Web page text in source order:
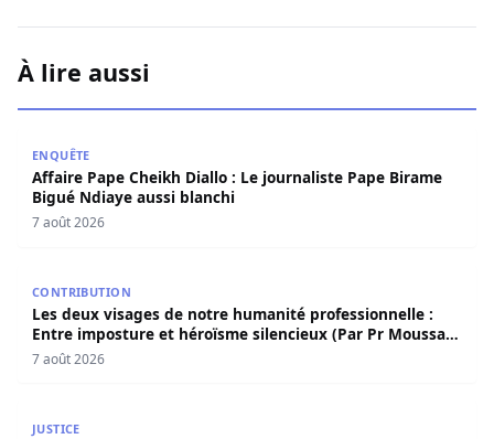
À lire aussi
ENQUÊTE
Affaire Pape Cheikh Diallo : Le journaliste Pape Birame
Bigué Ndiaye aussi blanchi
7 août 2026
CONTRIBUTION
Les deux visages de notre humanité professionnelle :
Entre imposture et héroïsme silencieux (Par Pr Moussa
Seydi)
7 août 2026
JUSTICE